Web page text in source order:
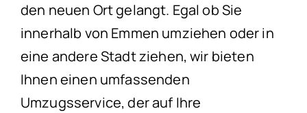
den neuen Ort gelangt. Egal ob Sie
innerhalb von Emmen umziehen oder in
eine andere Stadt ziehen, wir bieten
Ihnen einen umfassenden
Umzugsservice, der auf Ihre